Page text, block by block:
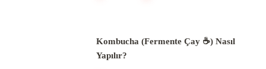
Kombucha (Fermente Çay ☕) Nasıl
Yapılır?